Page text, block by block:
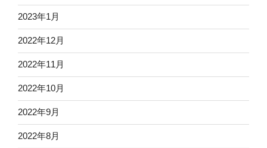
2023年1月
2022年12月
2022年11月
2022年10月
2022年9月
2022年8月